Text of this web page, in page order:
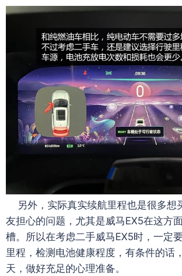
另外，实际真实续航里程也是很多想
友担心的问题，尤其是威马EX5在这方
槽。所以在考虑二手威马EX5时，一定
里程，检测电池健康程度，有条件的话
天，做好充足的心理准备。